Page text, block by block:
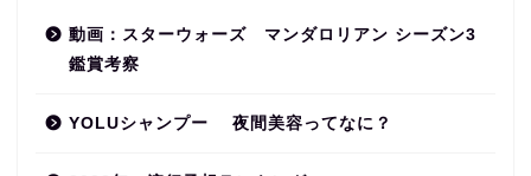
動画：スターウォーズ マンダロリアン シーズン3
鑑賞考察
YOLUシャンプー 夜間美容ってなに？